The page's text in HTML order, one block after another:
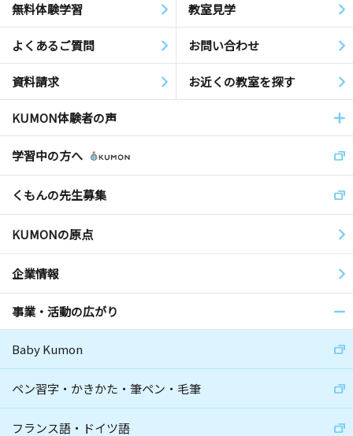
無料体験学習 教室見学
よくあるご質問 お問い合わせ
資料請求 お近くの教室を探す
KUMON体験者の声
学習中の方へ
くもんの先生募集
KUMONの原点
企業情報
事業・活動の広がり
Baby Kumon
ペン習字・かきかた・筆ペン・毛筆
フランス語・ドイツ語